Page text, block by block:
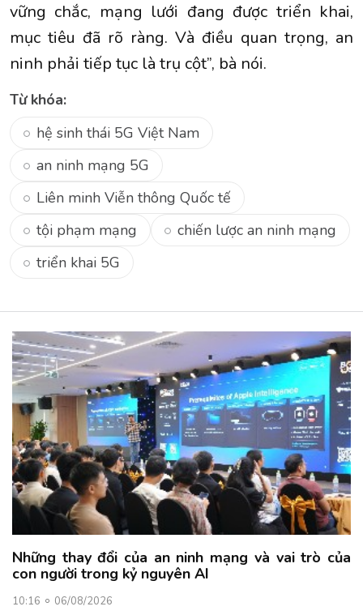
vững chắc, mạng lưới đang được triển khai,
mục tiêu đã rõ ràng. Và điều quan trọng, an
ninh phải tiếp tục là trụ cột”, bà nói.
Từ khóa:
hệ sinh thái 5G Việt Nam
an ninh mạng 5G
Liên minh Viễn thông Quốc tế
tội phạm mạng
chiến lược an ninh mạng
triển khai 5G
Những thay đổi của an ninh mạng và vai trò của
con người trong kỷ nguyên AI
10:16 06/08/2026